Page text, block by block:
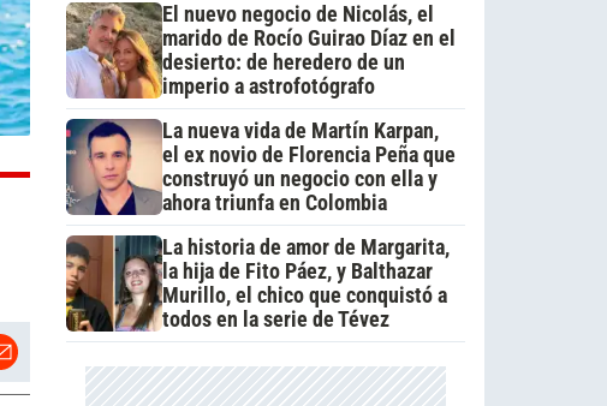
El nuevo negocio de Nicolás, el
marido de Rocío Guirao Díaz en el
desierto: de heredero de un
imperio a astrofotógrafo
La nueva vida de Martín Karpan,
el ex novio de Florencia Peña que
construyó un negocio con ella y
ahora triunfa en Colombia
La historia de amor de Margarita,
la hija de Fito Páez, y Balthazar
Murillo, el chico que conquistó a
todos en la serie de Tévez